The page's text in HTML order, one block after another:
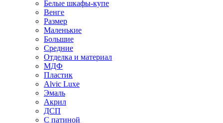
Белые шкафы-купе
Венге
Размер
Маленькие
Большие
Средние
Отделка и материал
МДФ
Пластик
Alvic Luxe
Эмаль
Акрил
ДСП
С патиной